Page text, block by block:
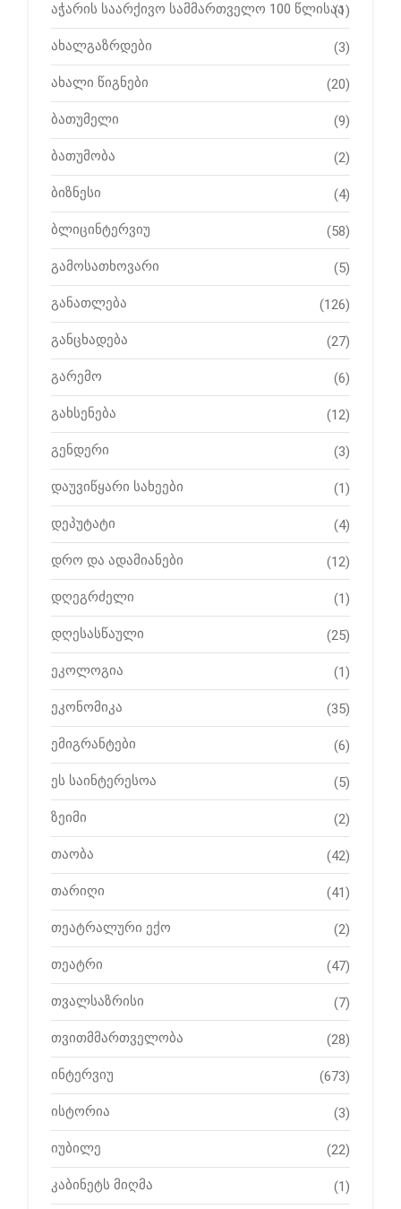
აჭარის საარქივო სამმართველო 100 წლისაა
(1)
ახალგაზრდები (3)
ახალი წიგნები (20)
ბათუმელი (9)
ბათუმობა (2)
ბიზნესი (4)
ბლიცინტერვიუ (58)
გამოსათხოვარი (5)
განათლება (126)
განცხადება (27)
გარემო (6)
გახსენება (12)
გენდერი (3)
დაუვიწყარი სახეები (1)
დეპუტატი (4)
დრო და ადამიანები (12)
დღეგრძელი (1)
დღესასწაული (25)
ეკოლოგია (1)
ეკონომიკა (35)
ემიგრანტები (6)
ეს საინტერესოა (5)
ზეიმი (2)
თაობა (42)
თარიღი (41)
თეატრალური ექო (2)
თეატრი (47)
თვალსაზრისი (7)
თვითმმართველობა (28)
ინტერვიუ (673)
ისტორია (3)
იუბილე (22)
კაბინეტს მიღმა (1)